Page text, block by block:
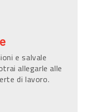
e salvale
allegarle alle
di lavoro.